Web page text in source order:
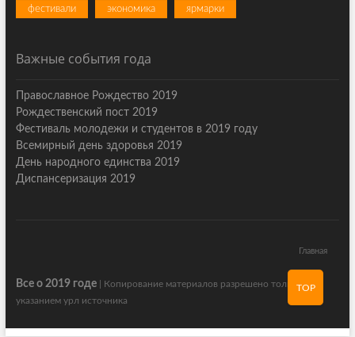
фестивали экономика ярмарки
Важные события года
Православное Рождество 2019
Рождественский пост 2019
Фестиваль молодежи и студентов в 2019 году
Всемирный день здоровья 2019
День народного единства 2019
Диспансеризация 2019
Главная
Все о 2019 годе| Копирование материалов разрешено только с
указанием урл источника
TOP